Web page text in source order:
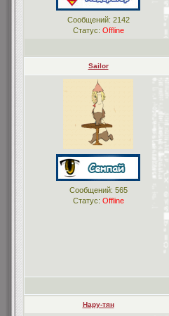
Сообщений: 2142
Статус: Offline
Sailor
Сообщений: 565
Статус: Offline
Нару-тян